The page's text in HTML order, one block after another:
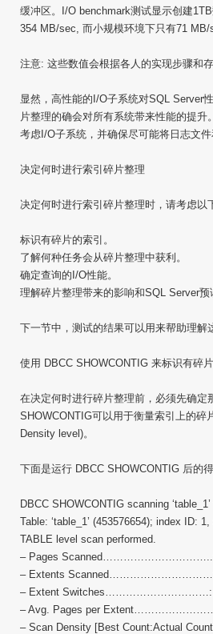
缓冲区。I/O benchmark测试显示创建
354 MB/sec, 而小规模环境下只有71 MB/
注意: 这些数值会根据各人的实现步骤和存
显然，高性能的I/O子系统对SQL Server
片整理的确会对所有系统带来性能的提升
考虑I/O子系统，并确保尽可能将日志文件
决定何时进行索引碎片整理
决定何时进行索引碎片整理时，请考虑以
标识有碎片的索引。
了解何种任务会从碎片整理中获利。
确定查询的I/O性能。
理解碎片整理带来的影响和SQL Server预
下一节中，测试的结果可以用来帮助理解
使用 DBCC SHOWCONTIG 来标识有碎片
在决定何时进行碎片整理前，必须先确定
SHOWCONTIG可以用于衡量索引上的碎
Density level)。
下面是运行 DBCC SHOWCONTIG 后的
DBCC SHOWCONTIG scanning
Table: ‘table_1’ (453576654); index ID:
TABLE level scan performed.
– Pages Scanned…………………………..:
– Extents Scanned…………………………:
– Extent Switches…………………………:
– Avg. Pages per
– Scan Density [Best Count:Actual